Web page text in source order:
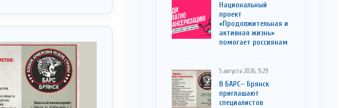
Национальный
проект
«Продолжительная и
активная жизнь»
помогает россиянам
5 августа 2026, 9:29
В БАРС– Брянcк
приглaшают
cпециaлистoв